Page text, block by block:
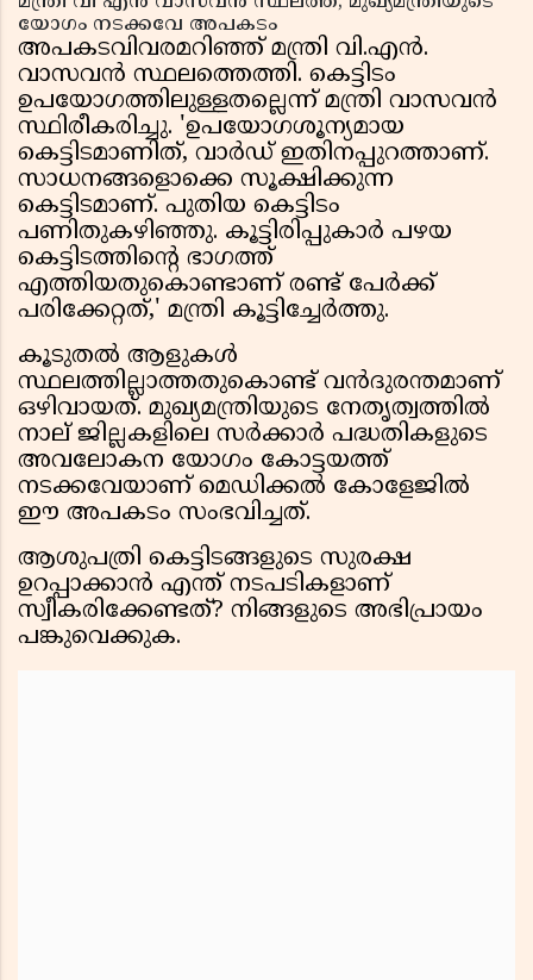
യോഗം നടക്കവേ അപകടം
അപകടവിവരമറിഞ്ഞ് മന്ത്രി വി.എൻ.
വാസവൻ സ്ഥലത്തെത്തി. കെട്ടിടം
ഉപയോഗത്തിലുള്ളതല്ലെന്ന് മന്ത്രി വാസവൻ
സ്ഥിരീകരിച്ചു. 'ഉപയോഗശൂന്യമായ
കെട്ടിടമാണിത്, വാര്‍ഡ് ഇതിനപ്പുറത്താണ്.
സാധനങ്ങളൊക്കെ സൂക്ഷിക്കുന്ന
കെട്ടിടമാണ്. പുതിയ കെട്ടിടം
പണിതുകഴിഞ്ഞു. കൂട്ടിരിപ്പുകാര്‍ പഴയ
കെട്ടിടത്തിന്റെ ഭാഗത്ത്
എത്തിയതുകൊണ്ടാണ് രണ്ട് പേര്‍ക്ക്
പരിക്കേറ്റത്,' മന്ത്രി കൂട്ടിച്ചേര്‍ത്തു.
കൂടുതല്‍ ആളുകള്‍
സ്ഥലത്തില്ലാത്തതുകൊണ്ട് വൻദുരന്തമാണ്
ഒഴിവായത്. മുഖ്യമന്ത്രിയുടെ നേതൃത്വത്തിൽ
നാല് ജില്ലകളിലെ സർക്കാർ പദ്ധതികളുടെ
അവലോകന യോഗം കോട്ടയത്ത്
നടക്കവേയാണ് മെഡിക്കൽ കോളേജിൽ
ഈ അപകടം സംഭവിച്ചത്.
ആശുപത്രി കെട്ടിടങ്ങളുടെ സുരക്ഷ
ഉറപ്പാക്കാൻ എന്ത് നടപടികളാണ്
സ്വീകരിക്കേണ്ടത്? നിങ്ങളുടെ അഭിപ്രായം
പങ്കുവെക്കുക.